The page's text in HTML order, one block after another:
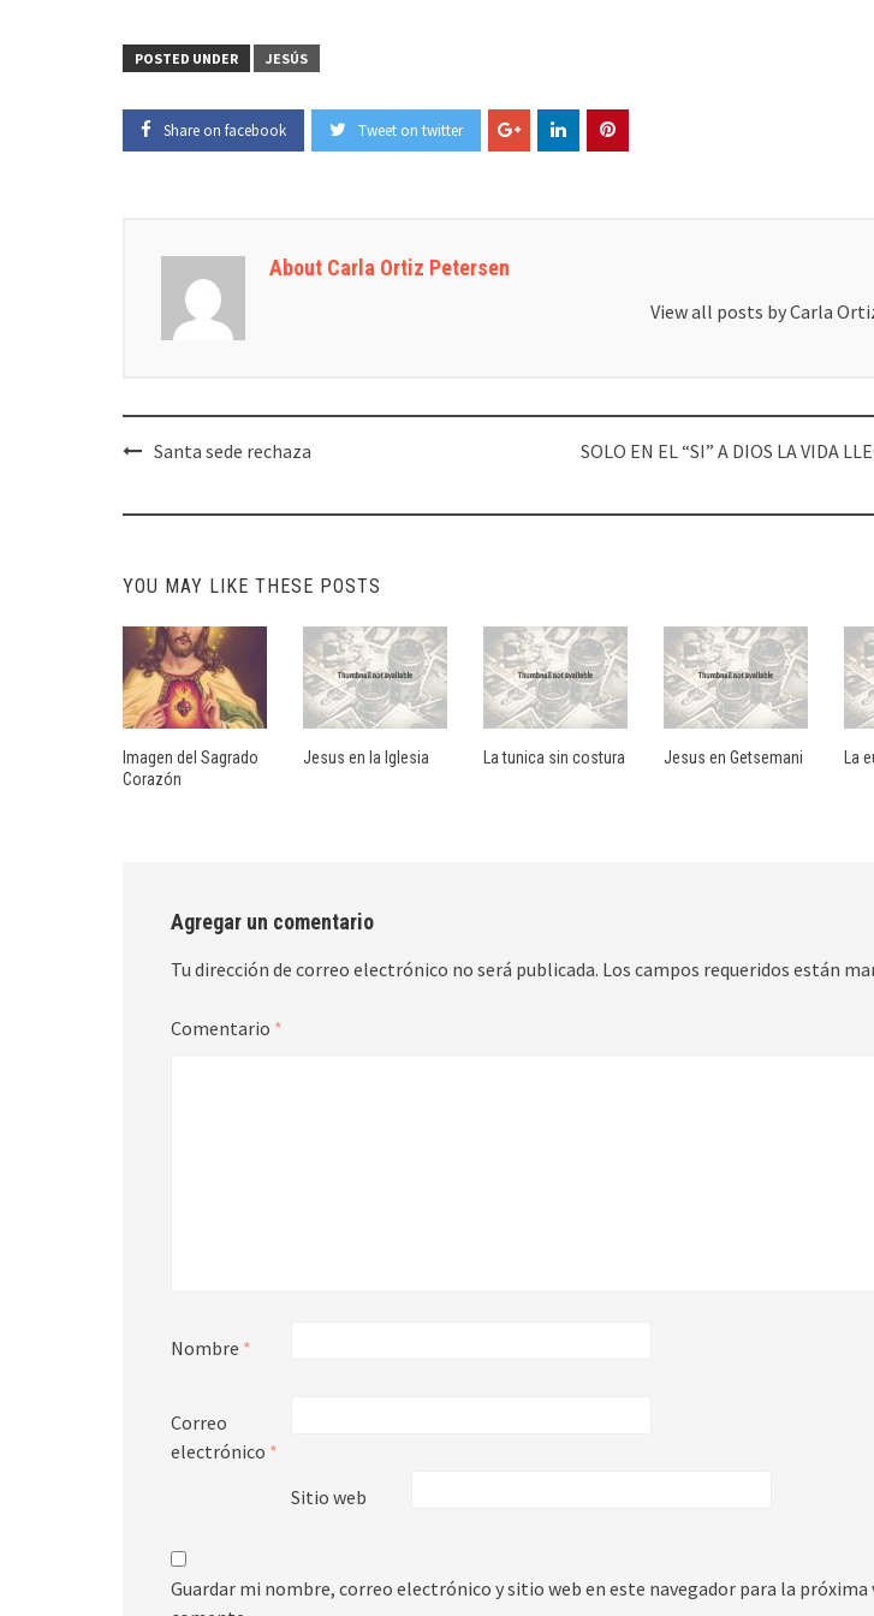
POSTED UNDER JESÚS
Share on facebook Tweet on twitter
About Carla Ortiz Petersen
View all posts by Carla
PostSanta sede rechaza SOLO EN EL “SI” A DIOS LA VIDA
YOU MAY LIKE THESE POSTS
Imagen del Sagrado
Corazón
Jesus en la Iglesia La tunica sin costura Jesus en Getsemani La
Agregar un comentario
Tu dirección de correo electrónico no será publicada. Los campos requeridos están
Comentario *
Nombre *
Correo
electrónico *
Sitio web
Guardar mi nombre, correo electrónico y sitio web en este navegador para la próxima